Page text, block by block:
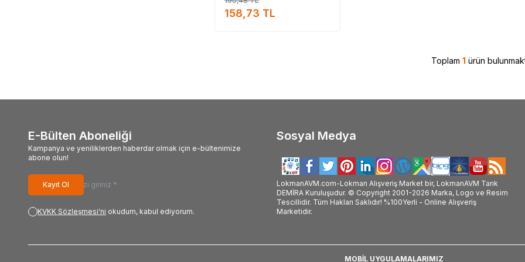
158,73 TL
Toplam 1 ürün
E-Bülten Aboneliği
Kampanya ve yeniliklerden haberdar olmak için e-bültenimize
abone olun!
Kayıt Ol
KVKK Sözleşmesi'ni okudum, kabul ediyorum.
Sosyal Medya
LokmanAVM.com-Lokman Alışveriş Market bir, LokmanAVM Tarık
DEMİRA Kuruluşudur. © Copyright 2001-2026 Marka, Logo ve Resim
Tescillidir. Tüm Hakları Saklıdır! %100Yerli - Online Alışveriş
Marketidir.
MOBİL UYGULAMALARIMIZ